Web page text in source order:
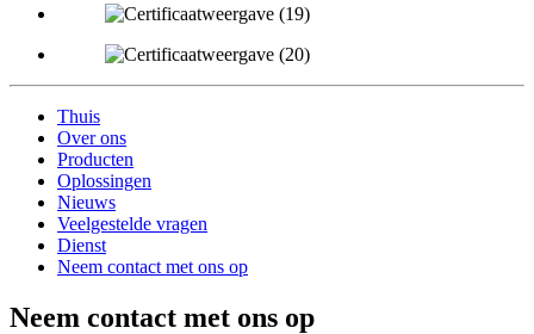
Thuis
Over ons
Producten
Oplossingen
Nieuws
Veelgestelde vragen
Dienst
Neem contact met ons op
Neem contact met ons op